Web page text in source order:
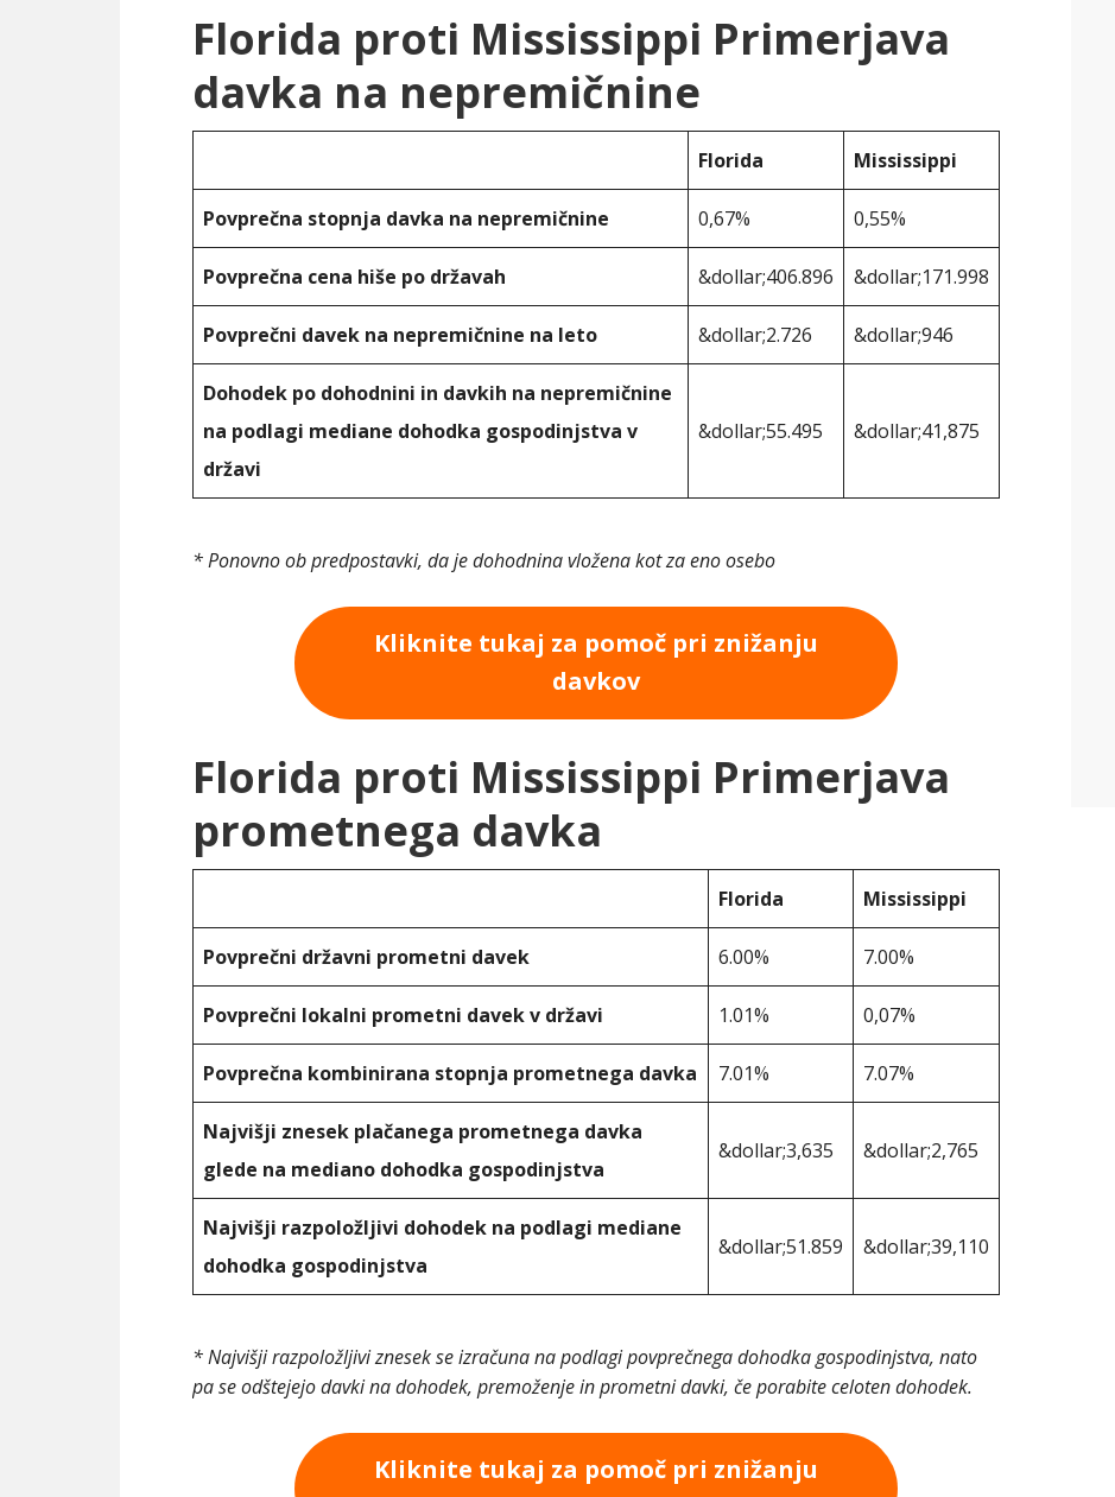
Florida proti Mississippi Primerjava
davka na nepremičnine
Florida Mississippi
Povprečna stopnja davka na nepremičnine 0,67% 0,55%
Povprečna cena hiše po državah &dollar;406.896 &dollar;171.998
Povprečni davek na nepremičnine na leto &dollar;2.726 &dollar;946
Dohodek po dohodnini in davkih na nepremičnine
na podlagi mediane dohodka gospodinjstva v
državi
&dollar;55.495 &dollar;41,875
* Ponovno ob predpostavki, da je dohodnina vložena kot za eno osebo
Kliknite tukaj za pomoč pri znižanju
davkov
Florida proti Mississippi Primerjava
prometnega davka
Florida Mississippi
Povprečni državni prometni davek 6.00% 7.00%
Povprečni lokalni prometni davek v državi 1.01% 0,07%
Povprečna kombinirana stopnja prometnega davka 7.01% 7.07%
Najvišji znesek plačanega prometnega davka
glede na mediano dohodka gospodinjstva
&dollar;3,635 &dollar;2,765
Najvišji razpoložljivi dohodek na podlagi mediane
dohodka gospodinjstva
&dollar;51.859 &dollar;39,110
* Najvišji razpoložljivi znesek se izračuna na podlagi povprečnega dohodka gospodinjstva, nato
pa se odštejejo davki na dohodek, premoženje in prometni davki, če porabite celoten dohodek.
Kliknite tukaj za pomoč pri znižanju